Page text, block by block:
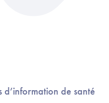
d’information de santé